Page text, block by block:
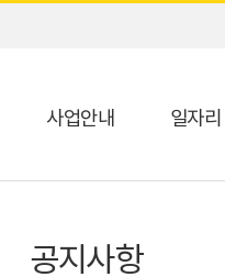
사업안내 일자
공지사항